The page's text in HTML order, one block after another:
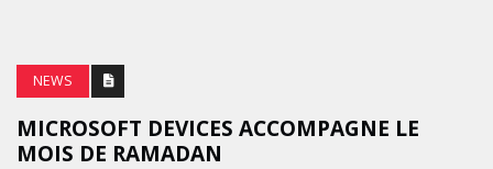
NEWS
MICROSOFT DEVICES ACCOMPAGNE LE
MOIS DE RAMADAN